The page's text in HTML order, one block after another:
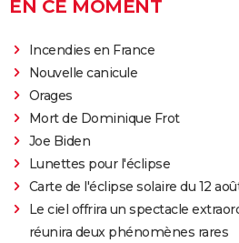
EN CE MOMENT
Incendies en France
Nouvelle canicule
Orages
Mort de Dominique Frot
Joe Biden
Lunettes pour l'éclipse
Carte de l'éclipse solaire du 12
Le ciel offrira un spectacle
réunira deux phénomènes rares